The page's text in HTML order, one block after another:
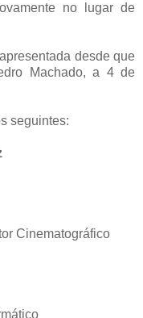
no lugar de
desde que
Machado, a 4 de
seguintes:
Cinematográfico